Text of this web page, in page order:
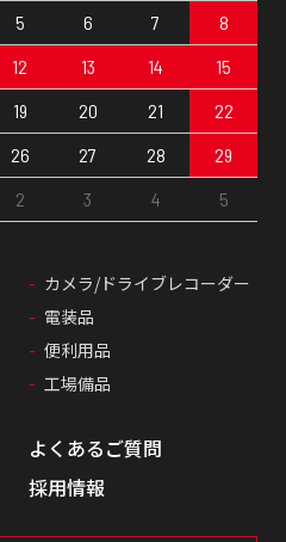
カメラ/ドライブレコーダー
電装品
便利用品
工場備品
よくあるご質問
採用情報
5 6 7
8
12 13 14
15
19 20 21
22
26 27 28
29
2 3 4 5